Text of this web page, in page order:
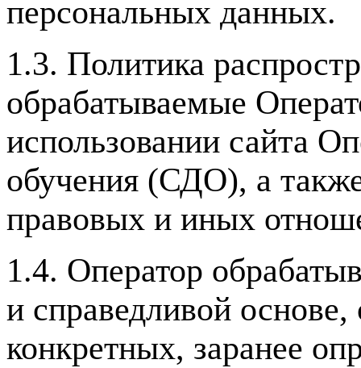
персональных данных.
1.3. Политика
обрабатываемые
использовании сайта
обучения (СДО), а
правовых и иных
1.4. Оператор
и справедливой
конкретных, заранее